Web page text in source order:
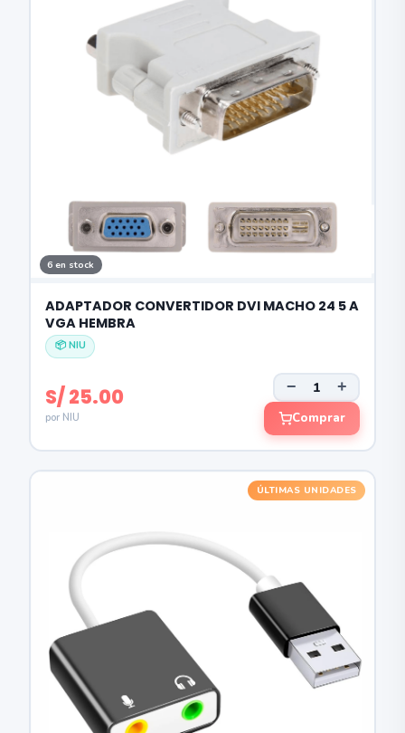
6 en stock
ADAPTADOR CONVERTIDOR DVI MACHO 24 5 A
VGA HEMBRA
📦 NIU
S/ 25.00
por NIU
− +
Comprar
ÚLTIMAS UNIDADES